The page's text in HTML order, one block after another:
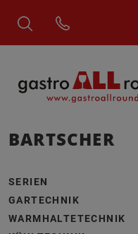
BARTSCHER
SERIEN
GARTECHNIK
WARMHALTETECHNIK